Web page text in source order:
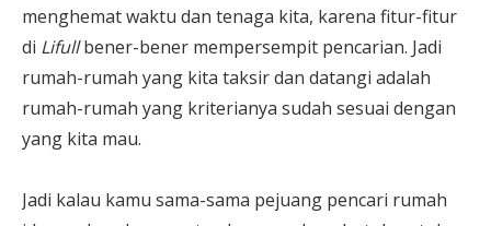
menghemat waktu dan tenaga kita, karena fitur-fitur
di Lifullbener-bener mempersempit pencarian. Jadi
rumah-rumah yang kita taksir dan datangi adalah
rumah-rumah yang kriterianya sudah sesuai dengan
yang kita mau.
Jadi kalau kamu sama-sama pejuang pencari rumah